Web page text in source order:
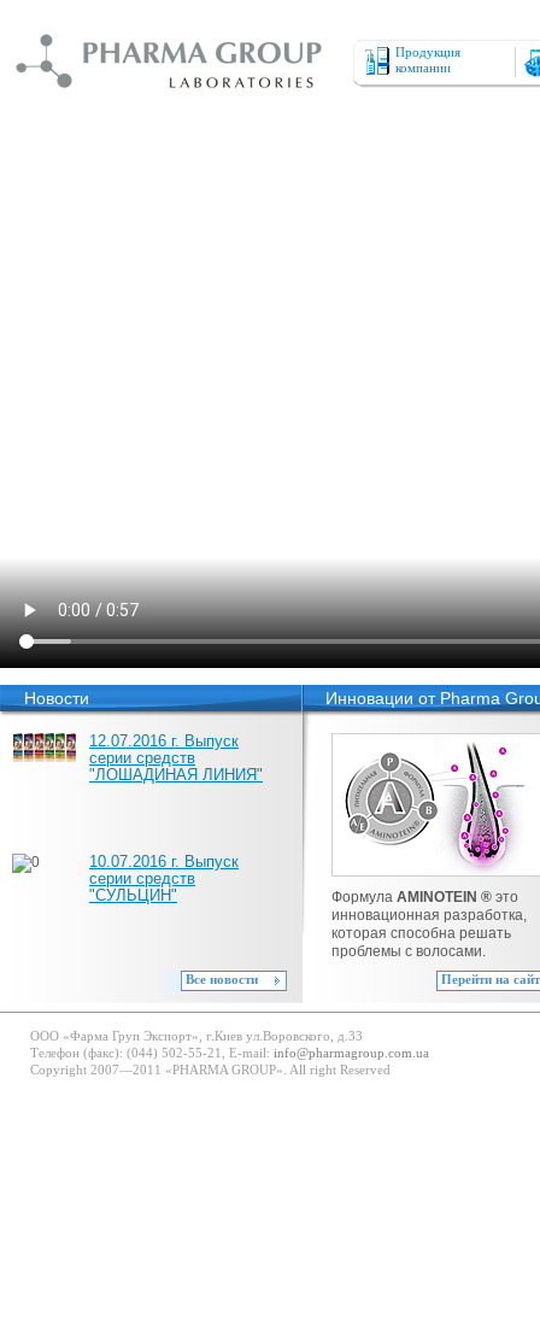
Продукция
компании
Новости
12.07.2016 г. Выпуск
серии средств
"ЛОШАДИНАЯ ЛИНИЯ"
10.07.2016 г. Выпуск
серии средств
"СУЛЬЦИН"
Все новости
Инновации от Pharma
Формула AMINOTEIN ® это
инновационная разработка,
которая способна решать
проблемы с волосами.
Перейти на сайт
ООО «Фарма Груп Экспорт», г.Киев ул.Воровского, д.33
Телефон (факс): (044) 502-55-21, E-mail: info@pharmagroup.com.ua
Copyright 2007—2011 «PHARMA GROUP». All right Reserved